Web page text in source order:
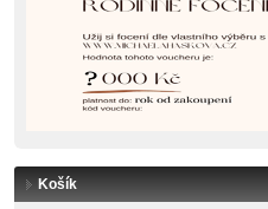
Košík